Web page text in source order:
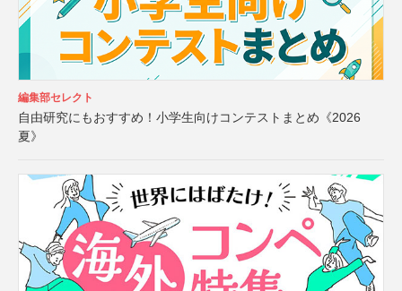
編集部セレクト
自由研究にもおすすめ！小学生向けコンテストまとめ《2026
夏》